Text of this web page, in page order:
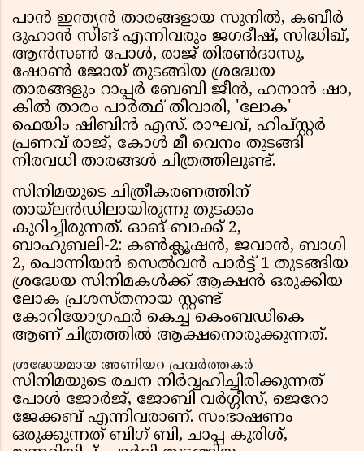
പാൻ ഇന്ത്യൻ താരങ്ങളായ സുനിൽ, കബീർ
ദുഹാൻ സിങ് എന്നിവരും ജഗദീഷ്, സിദ്ധിഖ്,
ആൻസൺ പോൾ, രാജ് തിരൺദാസു,
ഷോൺ ജോയ് തുടങ്ങിയ ശ്രദ്ധേയ
താരങ്ങളും റാപ്പർ ബേബി ജീൻ, ഹനാൻ ഷാ,
കിൽ താരം പാർത്ഥ് തീവാരി, 'ലോക'
ഫെയിം ഷിബിൻ എസ്. രാഘവ്, ഹിപ്സ്റ്റർ
പ്രണവ് രാജ്, കോൾ മീ വെനം തുടങ്ങി
നിരവധി താരങ്ങൾ ചിത്രത്തിലുണ്ട്.
സിനിമയുടെ ചിത്രീകരണത്തിന്
തായ്‌ലൻഡിലായിരുന്നു തുടക്കം
കുറിച്ചിരുന്നത്. ഓങ്-ബാക്ക് 2,
ബാഹുബലി-2: കൺക്ലൂഷൻ, ജവാൻ, ബാഗി
2, പൊന്നിയൻ സെൽവൻ പാർട്ട് 1 തുടങ്ങിയ
ശ്രദ്ധേയ സിനിമകൾക്ക് ആക്ഷൻ ഒരുക്കിയ
ലോക പ്രശസ്തനായ സ്റ്റണ്ട്
കോറിയോഗ്രഫർ കെച്ച കെംബഡികെ
ആണ് ചിത്രത്തിൽ ആക്ഷനൊരുക്കുന്നത്.
ശ്രദ്ധേയമായ അണിയറ പ്രവർത്തകർ
സിനിമയുടെ രചന നിർവ്വഹിച്ചിരിക്കുന്നത്
പോൾ ജോർജ്, ജോബി വർഗ്ഗീസ്, ജെറോ
ജേക്കബ് എന്നിവരാണ്. സംഭാഷണം
ഒരുക്കുന്നത് ബിഗ് ബി, ചാപ്പ കുരിശ്,